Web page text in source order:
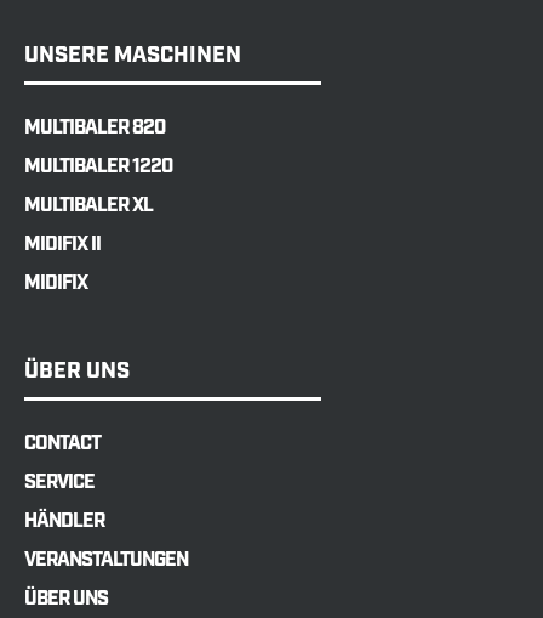
UNSERE MASCHINEN
MULTIBALER 820
MULTIBALER 1220
MULTIBALER XL
MIDIFIX II
MIDIFIX
ÜBER UNS
CONTACT
SERVICE
HÄNDLER
VERANSTALTUNGEN
ÜBER UNS